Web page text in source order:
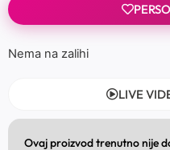
Nema na zalihi
LIVE
Ovaj proizvod trenutno nije